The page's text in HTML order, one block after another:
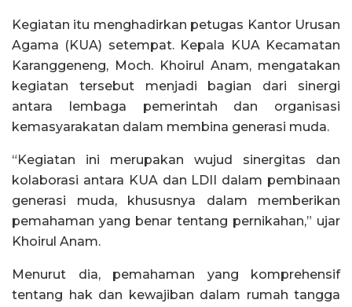
Kegiatan itu menghadirkan petugas Kantor Urusan
Agama (KUA) setempat. Kepala KUA Kecamatan
Karanggeneng, Moch. Khoirul Anam, mengatakan
kegiatan tersebut menjadi bagian dari sinergi
antara lembaga pemerintah dan organisasi
kemasyarakatan dalam membina generasi muda.
“Kegiatan ini merupakan wujud sinergitas dan
kolaborasi antara KUA dan LDII dalam pembinaan
generasi muda, khususnya dalam memberikan
pemahaman yang benar tentang pernikahan,” ujar
Khoirul Anam.
Menurut dia, pemahaman yang komprehensif
tentang hak dan kewajiban dalam rumah tangga